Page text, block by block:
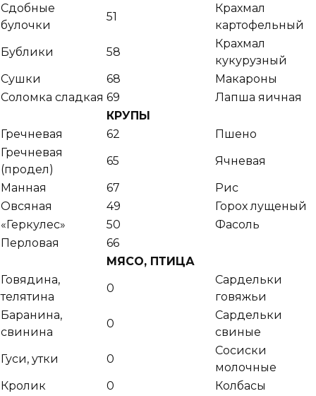
Сдобные
булочки
51
Крахмал
картофельный
Бублики
58
Крахмал
кукурузный
Сушки
68
Макароны
Соломка сладкая 69
Лапша яичная
КРУПЫ
Гречневая
62
Пшено
Гречневая
(продел)
65
Ячневая
Манная
67
Рис
Овсяная
49
Горох лущеный
«Геркулес»
50
Фасоль
Перловая
66
МЯСО, ПТИЦА
Говядина,
телятина
0
Сардельки
говяжьи
Баранина,
свинина
0
Сардельки
свиные
Гуси, утки
0
Сосиски
молочные
Кролик
0
Колбасы